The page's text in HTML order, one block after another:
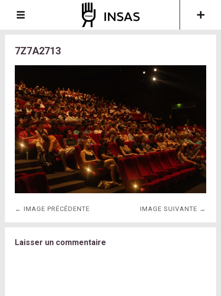
7Z7A2713
← IMAGE PRÉCÉDENTE IMAGE SUIVANTE →
Laisser un commentaire